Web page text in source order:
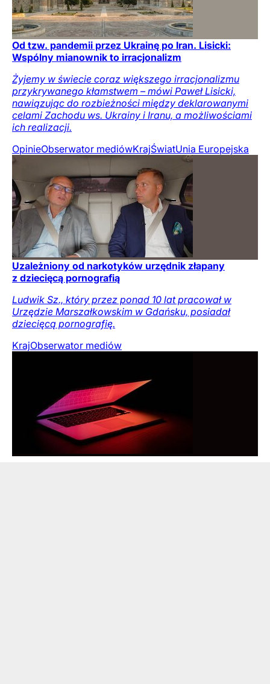
Od tzw. pandemii przez Ukrainę po Iran. Lisicki:
Wspólny mianownik to irracjonalizm
Żyjemy w świecie coraz większego irracjonalizmu
przykrywanego kłamstwem – mówi Paweł Lisicki,
nawiązując do rozbieżności między deklarowanymi
celami Zachodu ws. Ukrainy i Iranu, a możliwościami
ich realizacji.
OpinieObserwator mediówKrajŚwiatUnia Europejska
Uzależniony od narkotyków urzędnik złapany
z dziecięcą pornografią
Ludwik Sz., który przez ponad 10 lat pracował w
Urzędzie Marszałkowskim w Gdańsku, posiadał
dziecięcą pornografię.
KrajObserwator mediów